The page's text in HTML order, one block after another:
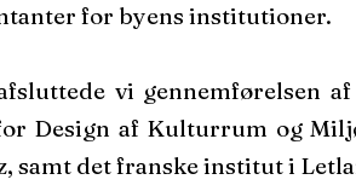
for byens institutioner.
vi gennemførelsen
Design af Kulturrum og
samt det franske institut i